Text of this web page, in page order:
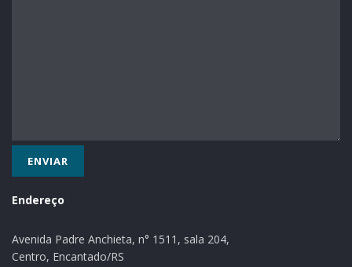
Endereço
Avenida Padre Anchieta, n° 1511, sala 204,
Centro, Encantado/RS